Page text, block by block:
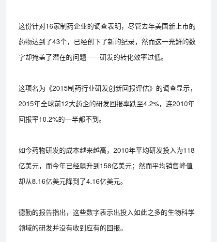
这份针对16家制药企业的调查表明，尽管去年美国新上市的
药物达到了43个，已经创下了新的纪录，然而这一光鲜的数
字却掩盖了潜在的问题——研发的转化效率过低。
这项名为《2015制药行业研发创新回报评估》的调查显示，
2015年全球前12大药企的研发回报率跌至4.2%，连2010年
回报率10.2%的一半都不到。
如今药物研发的成本越来越高，2010年平均研发投入为118
亿美元，而今年已经飙升到158亿美元；然而平均销售峰值
却从8.16亿美元降到了4.16亿美元。
德勤的报告指出，这些数字表示出投入如此之多的生物科学
领域的研发并没有收到应有的回报。